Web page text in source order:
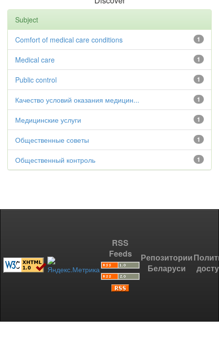
Subject
1
Comfort of medical care conditions
1
Medical care
1
Public control
1
Качество условий оказания медицин...
1
Медицинские услуги
1
Общественные советы
1
Общественный контроль
RSS
Feeds
Репозитории
Беларуси